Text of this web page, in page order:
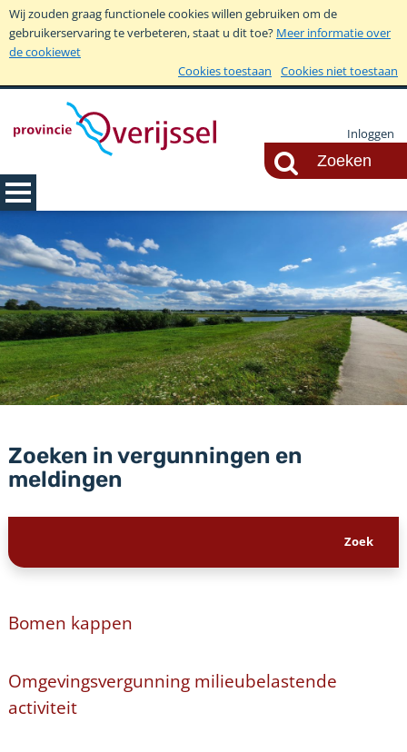
Wij zouden graag functionele cookies willen gebruiken om de
gebruikerservaring te verbeteren, staat u dit toe? Meer informatie over
de cookiewet
Cookies toestaan
Cookies niet toestaan
Inloggen
Zoeken in vergunningen en
meldingen
Bomen kappen
Omgevingsvergunning milieubelastende
activiteit